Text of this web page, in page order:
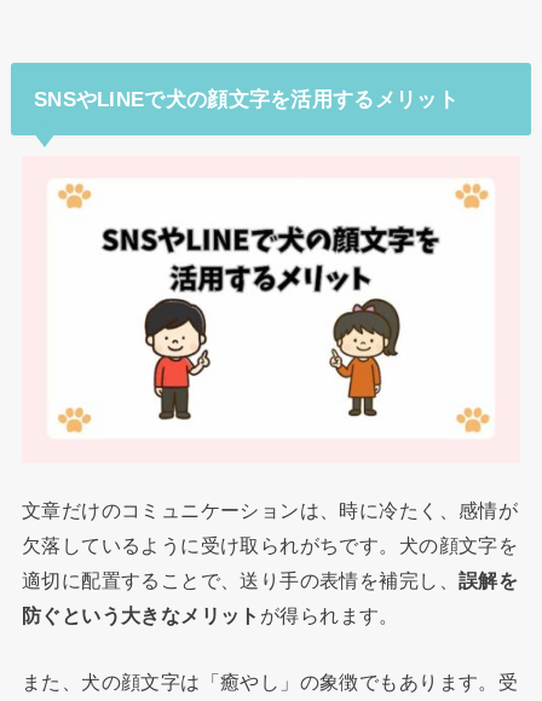
SNSやLINEで犬の顔文字を活用するメリット
文章だけのコミュニケーションは、時に冷たく、感情が
欠落しているように受け取られがちです。犬の顔文字を
適切に配置することで、送り手の表情を補完し、 誤解を
防ぐという大きなメリット が得られます。
また、犬の顔文字は「癒やし」の象徴でもあります。受